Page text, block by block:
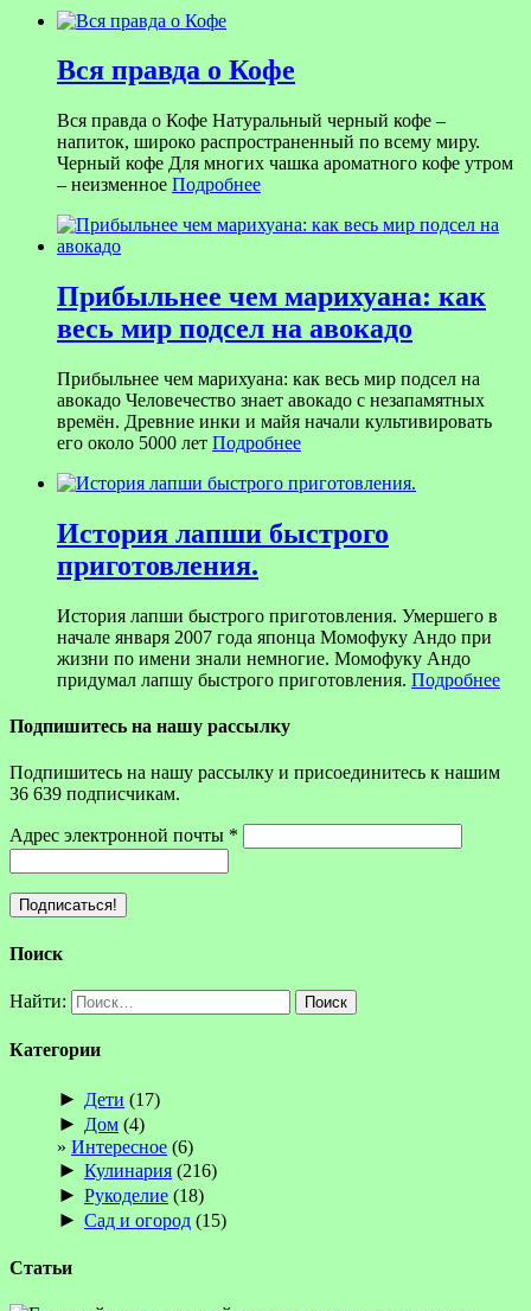
Вся правда о Кофе
Вся правда о Кофе Натуральный черный кофе –
напиток, широко распространенный по всему миру.
Черный кофе Для многих чашка ароматного кофе утром
– неизменное Подробнее
Прибыльнее чем марихуана: как
весь мир подсел на авокадо
Прибыльнее чем марихуана: как весь мир подсел на
авокадо Человечество знает авокадо с незапамятных
времён. Древние инки и майя начали культивировать
его около 5000 лет Подробнее
История лапши быстрого
приготовления.
История лапши быстрого приготовления. Умершего в
начале января 2007 года японца Момофуку Андо при
жизни по имени знали немногие. Момофуку Андо
придумал лапшу быстрого приготовления. Подробнее
Подпишитесь на нашу рассылку
Подпишитесь на нашу рассылку и присоединитесь к нашим
36 639 подписчикам.
Адрес электронной почты *
Поиск
Найти:
Категории
► Дети (17)
► Дом (4)
Интересное (6)
► Кулинария (216)
► Рукоделие (18)
► Сад и огород (15)
Статьи